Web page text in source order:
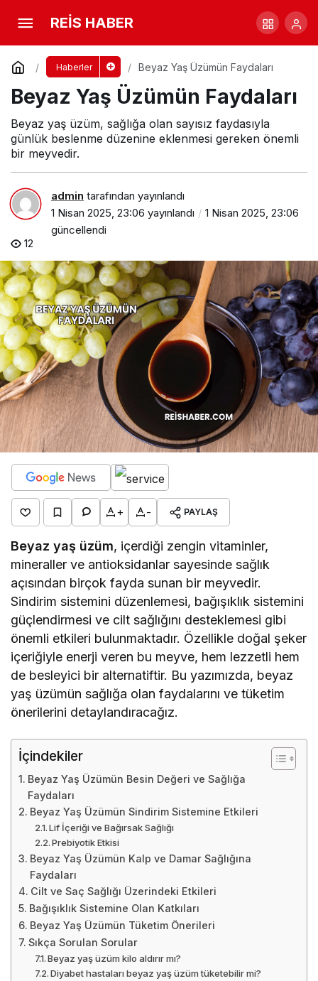
REİS HABER
Haberler Beyaz Yaş Üzümün Faydaları
Beyaz Yaş Üzümün Faydaları
Beyaz yaş üzüm, sağlığa olan sayısız faydasıyla
günlük beslenme düzenine eklenmesi gereken önemli
bir meyvedir.
admin tarafından yayınlandı
1 Nisan 2025, 23:06 yayınlandı
1 Nisan 2025, 23:06
güncellendi
12
+ - PAYLAŞ
Beyaz yaş üzüm, içerdiği zengin vitaminler,
mineraller ve antioksidanlar sayesinde sağlık
açısından birçok fayda sunan bir meyvedir.
Sindirim sistemini düzenlemesi, bağışıklık sistemini
güçlendirmesi ve cilt sağlığını desteklemesi gibi
önemli etkileri bulunmaktadır. Özellikle doğal şeker
içeriğiyle enerji veren bu meyve, hem lezzetli hem
de besleyici bir alternatiftir. Bu yazımızda, beyaz
yaş üzümün sağlığa olan faydalarını ve tüketim
önerilerini detaylandıracağız.
İçindekiler
Beyaz Yaş Üzümün Besin Değeri ve Sağlığa
Faydaları
Beyaz Yaş Üzümün Sindirim Sistemine Etkileri
Lif İçeriği ve Bağırsak Sağlığı
Prebiyotik Etkisi
Beyaz Yaş Üzümün Kalp ve Damar Sağlığına
Faydaları
Cilt ve Saç Sağlığı Üzerindeki Etkileri
Bağışıklık Sistemine Olan Katkıları
Beyaz Yaş Üzümün Tüketim Önerileri
Sıkça Sorulan Sorular
Beyaz yaş üzüm kilo aldırır mı?
Diyabet hastaları beyaz yaş üzüm tüketebilir mi?
Beyaz Yaş Üzümün Faydaları
Yorum Yap